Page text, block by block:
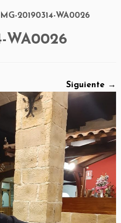
IMG-20190314-WA0026
WA0026
Siguiente →